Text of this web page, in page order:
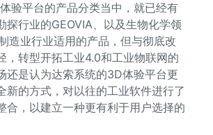
验平台的产品分类当中，就已经有
探行业的GEOVIA、以及生物化学领
造业行业适用的产品，但与彻底改
，转型开拓工业4.0和工业物联网的
还是认为达索系统的3D体验平台更
新的方式，对以往的工业软件进行了
合，以建立一种更有利于用户选择的